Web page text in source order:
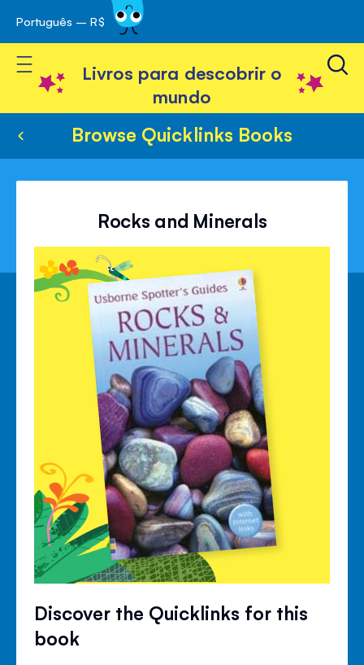
Skip
to
Content
Português – R$
Toggle Nav
Livros para descobrir o
mundo
Browse Quicklinks Books
Rocks and Minerals
Discover the Quicklinks for this
book